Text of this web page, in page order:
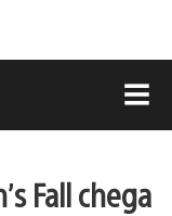
Fall chega